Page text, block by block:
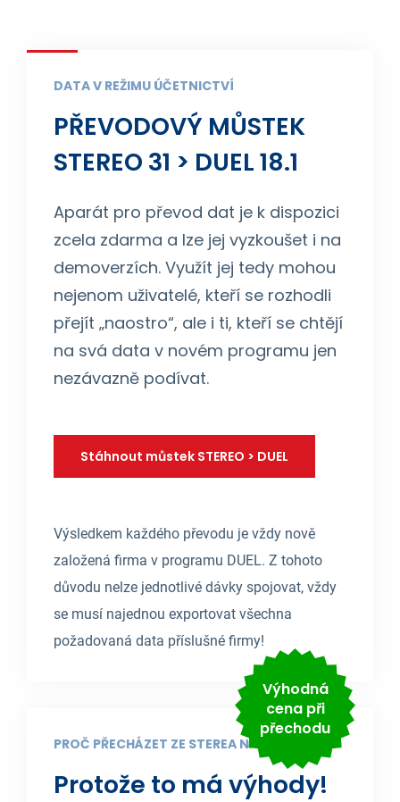
DATA V REŽIMU ÚČETNICTVÍ
PŘEVODOVÝ MŮSTEK
STEREO 31 > DUEL 18.1
Aparát pro převod dat je k dispozici
zcela zdarma a lze jej vyzkoušet i na
demoverzích. Využít jej tedy mohou
nejenom uživatelé, kteří se rozhodli
přejít „naostro“, ale i ti, kteří se chtějí
na svá data v novém programu jen
nezávazně podívat.
Stáhnout můstek STEREO > DUEL
Výsledkem každého převodu je vždy nově
založená firma v programu DUEL. Z tohoto
důvodu nelze jednotlivé dávky spojovat, vždy
se musí najednou exportovat všechna
požadovaná data příslušné firmy!
PROČ PŘECHÁZET ZE STEREA NA DUEL?
Protože to má výhody!
Výhodná
cena při
přechodu